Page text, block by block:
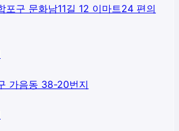
포구 문화남11길 12 이마트24 편의
가음동 38-20번지